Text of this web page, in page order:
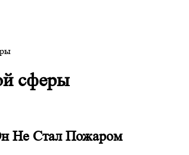
сферы
Не Стал Пожаром